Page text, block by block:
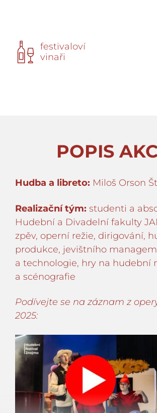
festivaloví
vinaři
POPIS
Hudba a libreto: Miloš Orson
Realizační tým: studenti a
Hudební a Divadelní fakulty
zpěv, operní režie, dirigování,
produkce, jevištního
a technologie, hry na hudební
a scénografie
Podívejte se na záznam z
2025: